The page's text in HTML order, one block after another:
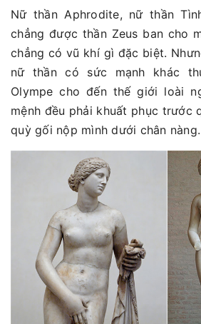
Nữ thần Aphrodite, nữ thần
chẳng được thần Zeus ban cho
chẳng có vũ khí gì đặc biệt.
nữ thần có sức mạnh khác
Olympe cho đến thế giới loài
mệnh đều phải khuất phục trước
quỳ gối nộp mình dưới chân nàng.